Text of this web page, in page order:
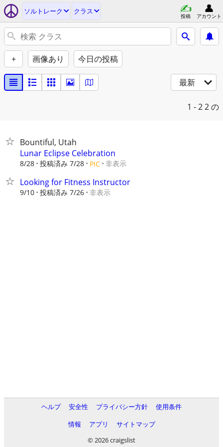
ソルトレーク クラス
投稿 アカウント
+ 画像あり 今日の投稿
最新
1 - 22 の
Bountiful, Utah
Lunar Eclipse Celebration
8/28 投稿済み 7/28 PIC 非表示
Looking for Fitness Instructor
9/10 投稿済み 7/26 非表示
ヘルプ 安全性 プライバシー方針
使用条件
情報
アプリ
サイトマップ
© 2026 craigslist